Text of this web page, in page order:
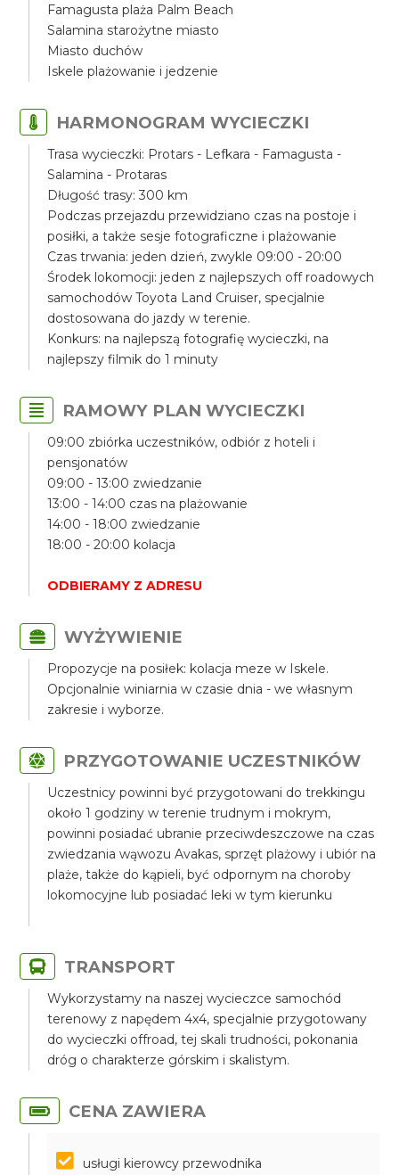
Famagusta plaża Palm Beach
Salamina starożytne miasto
Miasto duchów
Iskele plażowanie i jedzenie
HARMONOGRAM WYCIECZKI
Trasa wycieczki: Protars - Lefkara - Famagusta -
Salamina - Protaras
Długość trasy: 300 km
Podczas przejazdu przewidziano czas na postoje i
posiłki, a także sesje fotograficzne i plażowanie
Czas trwania: jeden dzień, zwykle 09:00 - 20:00
Środek lokomocji: jeden z najlepszych off roadowych
samochodów Toyota Land Cruiser, specjalnie
dostosowana do jazdy w terenie.
Konkurs: na najlepszą fotografię wycieczki, na
najlepszy filmik do 1 minuty
RAMOWY PLAN WYCIECZKI
09:00 zbiórka uczestników, odbiór z hoteli i
pensjonatów
09:00 - 13:00 zwiedzanie
13:00 - 14:00 czas na plażowanie
14:00 - 18:00 zwiedzanie
18:00 - 20:00 kolacja
ODBIERAMY Z ADRESU
WYŻYWIENIE
Propozycje na posiłek: kolacja meze w Iskele.
Opcjonalnie winiarnia w czasie dnia - we własnym
zakresie i wyborze.
PRZYGOTOWANIE UCZESTNIKÓW
Uczestnicy powinni być przygotowani do trekkingu
około 1 godziny w terenie trudnym i mokrym,
powinni posiadać ubranie przeciwdeszczowe na czas
zwiedzania wąwozu Avakas, sprzęt plażowy i ubiór na
plaże, także do kąpieli, być odpornym na choroby
lokomocyjne lub posiadać leki w tym kierunku
TRANSPORT
Wykorzystamy na naszej wycieczce samochód
terenowy z napędem 4x4, specjalnie przygotowany
do wycieczki offroad, tej skali trudności, pokonania
dróg o charakterze górskim i skalistym.
CENA ZAWIERA
usługi kierowcy przewodnika